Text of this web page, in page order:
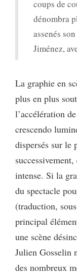
coups de
dénombra
assenés
Jiménez,
La graphie en
plus en plus
l’accélération
crescendo
dispersés sur le
intense. Si la
du spectacle
(traduction,
principal
une scène
Julien Gosselin
des nombreux